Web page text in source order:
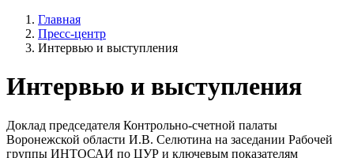
Главная
Пресс-центр
Интервью и выступления
Интервью и выступления
Доклад председателя Контрольно-счетной палаты
Воронежской области И.В. Селютина на заседании Рабочей
группы ИНТОСАИ по ЦУР и ключевым показателям